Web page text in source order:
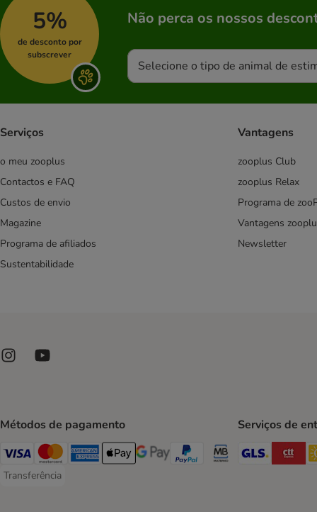
Wolf of Wilderness
Yarrah Bio
Natural Trainer
Yakers
Dolina Noteci
5%
de desconto por
subscrever
Não perca os nossos
Selecione o tipo de animal de
Serviços
o meu zooplus
Contactos e FAQ
Custos de envio
Magazine
Programa de afiliados
Sustentabilidade
Vantagens
zooplus Club
zooplus Relax
Programa de
Vantagens
Newsletter
Métodos de pagamento
Visa Payment Method
Mastercard Payment Method
American Express Payment Method
Apple Pay Payment Method
Google Pay Payment Method
PayPal Payment Method
Multibanco Payment
Transferência
Transferência Payment Method
Serviços de
GLS